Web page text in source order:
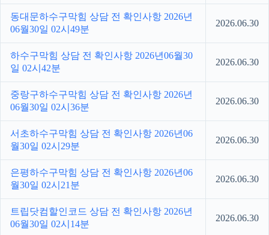
동대문하수구막힘 상담 전 확인사항 2026년
06월30일 02시49분
2026.06.30
하수구막힘 상담 전 확인사항 2026년06월30
일 02시42분
2026.06.30
중랑구하수구막힘 상담 전 확인사항 2026년
06월30일 02시36분
2026.06.30
서초하수구막힘 상담 전 확인사항 2026년06
월30일 02시29분
2026.06.30
은평하수구막힘 상담 전 확인사항 2026년06
월30일 02시21분
2026.06.30
트립닷컴할인코드 상담 전 확인사항 2026년
06월30일 02시14분
2026.06.30